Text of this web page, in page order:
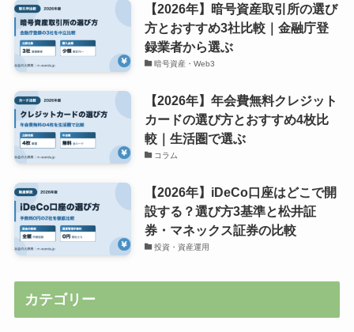
【2026年】暗号資産取引所の選び
方とおすすめ3社比較｜金融庁登
録業者から選ぶ
暗号資産・Web3
【2026年】年会費無料クレジット
カードの選び方とおすすめ4枚比
較｜生活圏で選ぶ
コラム
【2026年】iDeCo口座はどこで開
設する？選び方3基準と松井証
券・マネックス証券の比較
投資・資産運用
カテゴリー